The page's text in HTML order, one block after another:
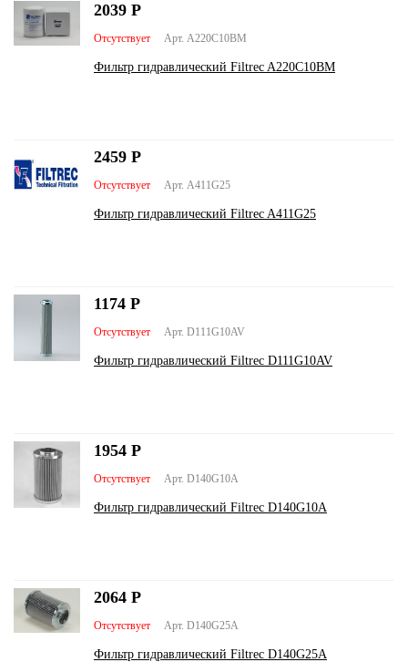
Арт. A220C10BM
Отсутствует
Фильтр гидравлический Filtrec A220C10BM
2039 Р
Арт. A411G25
Отсутствует
Фильтр гидравлический Filtrec A411G25
2459 Р
Арт. D111G10AV
Отсутствует
Фильтр гидравлический Filtrec D111G10AV
1174 Р
Арт. D140G10A
Отсутствует
Фильтр гидравлический Filtrec D140G10A
1954 Р
Арт. D140G25A
Отсутствует
Фильтр гидравлический Filtrec D140G25A
2064 Р